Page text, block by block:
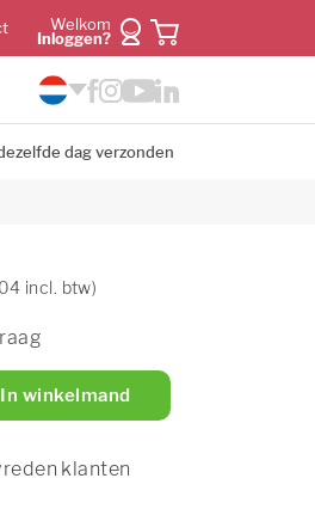
Welkom
Inloggen?
dag verzonden
incl. btw)
In winkelmand
klanten